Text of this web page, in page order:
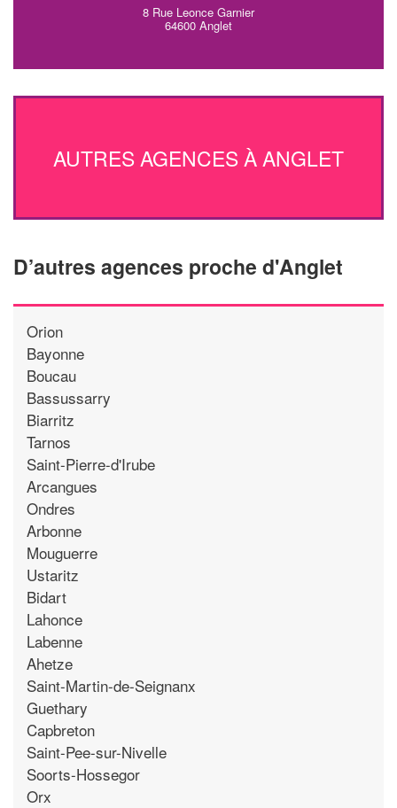
8 Rue Leonce Garnier
64600 Anglet
AUTRES AGENCES À ANGLET
D’autres agences proche d'Anglet
Orion
Bayonne
Boucau
Bassussarry
Biarritz
Tarnos
Saint-Pierre-d'Irube
Arcangues
Ondres
Arbonne
Mouguerre
Ustaritz
Bidart
Lahonce
Labenne
Ahetze
Saint-Martin-de-Seignanx
Guethary
Capbreton
Saint-Pee-sur-Nivelle
Soorts-Hossegor
Orx